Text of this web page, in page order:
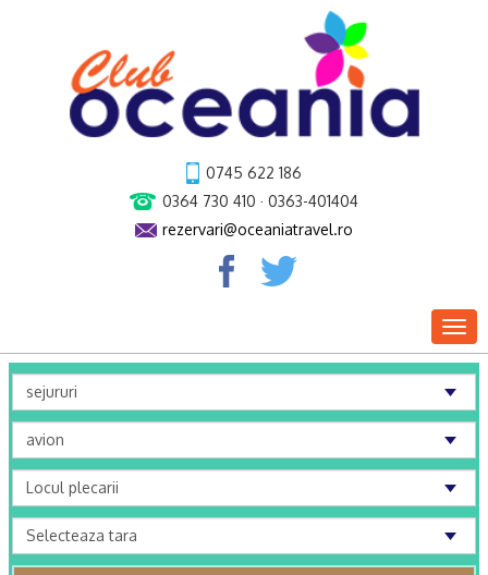
0745 622 186
0364 730 410 · 0363-401404
rezervari@oceaniatravel.ro